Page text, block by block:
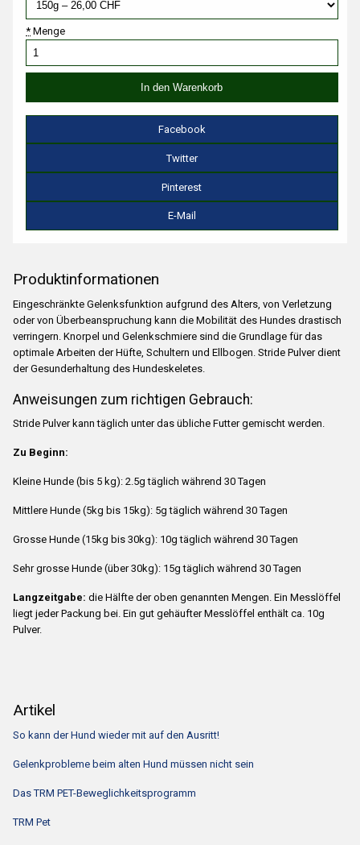
* Menge
Facebook
Twitter
Pinterest
E-Mail
Produktinformationen
Eingeschränkte Gelenksfunktion aufgrund des Alters, von Verletzung
oder von Überbeanspruchung kann die Mobilität des Hundes drastisch
verringern. Knorpel und Gelenkschmiere sind die Grundlage für das
optimale Arbeiten der Hüfte, Schultern und Ellbogen. Stride Pulver dient
der Gesunderhaltung des Hundeskeletes.
Anweisungen zum richtigen Gebrauch:
Stride Pulver kann täglich unter das übliche Futter gemischt werden.
Zu Beginn:
Kleine Hunde (bis 5 kg): 2.5g täglich während 30 Tagen
Mittlere Hunde (5kg bis 15kg): 5g täglich während 30 Tagen
Grosse Hunde (15kg bis 30kg): 10g täglich während 30 Tagen
Sehr grosse Hunde (über 30kg): 15g täglich während 30 Tagen
Langzeitgabe: die Hälfte der oben genannten Mengen. Ein Messlöffel
liegt jeder Packung bei. Ein gut gehäufter Messlöffel enthält ca. 10g
Pulver.
Artikel
So kann der Hund wieder mit auf den Ausritt!
Gelenkprobleme beim alten Hund müssen nicht sein
Das TRM PET-Beweglichkeitsprogramm
TRM Pet